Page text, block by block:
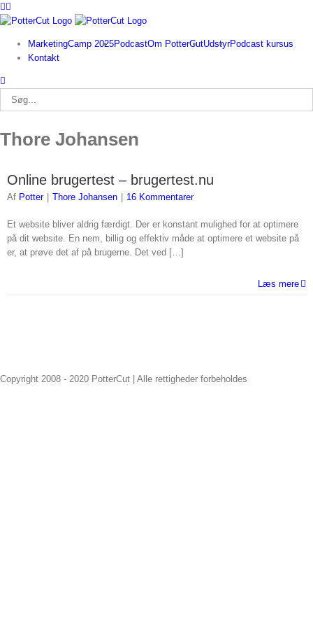
Skip
to
Facebook
MarketingCamp 2025PodcastOm PotterCutUdstyrPodcast kursus
Kontakt
Søg
efter:
Thore Johansen
Online brugertest – brugertest.nu
Af Potter Thore Johansen 16 Kommentarer
Et website bliver aldrig færdigt. Der er konstant mulighed for at optimere
på dit website. En nem, billig og effektiv måde at optimere et website på
er, at prøve det af på brugerne. Det ved […]
Læs mere
Copyright 2008 - 2020 PotterCut | Alle rettigheder forbeholdes